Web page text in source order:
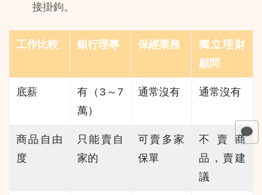
接掛鉤。
工作比較 銀行理專 保經業務
獨立理財
顧問
底薪
有（3～7
萬）
通常沒有 通常沒有
商品自由
度
只能賣自
家的
可賣多家
保單
不賣商
品，賣建
議